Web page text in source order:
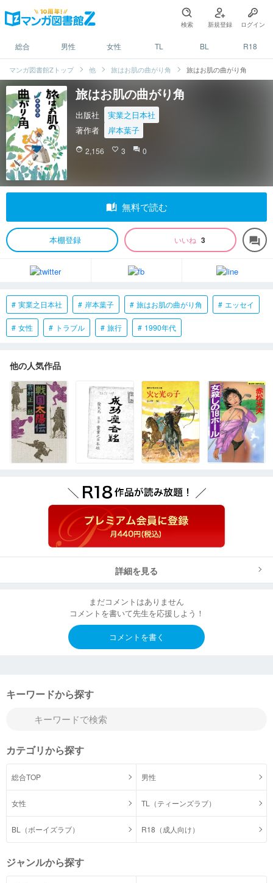
検索 新規登録 ログイン
総合 男性 女性 TL BL R18
マンガ図書館Zトップ 他 旅はお肌の曲がり角 旅はお肌の曲がり角
旅はお肌の曲がり角
出版社
実業之日本社
著作者
岸本葉子
face 2,156 favorite_border 3 question_answer 0
auto_stories 無料で読む
本棚登録 いいね 3 forum
実業之日本社 岸本葉子 旅はお肌の曲がり角 エッセイ
女性 トラブル 旅行 1990年代
他の人気作品
詳細を見る
まだコメントはありません
コメントを書いて先生を応援しよう！
コメントを書く
キーワードから探す
カテゴリから探す
総合TOP 男性
女性 TL（ティーンズラブ）
BL（ボーイズラブ） R18（成人向け）
ジャンルから探す